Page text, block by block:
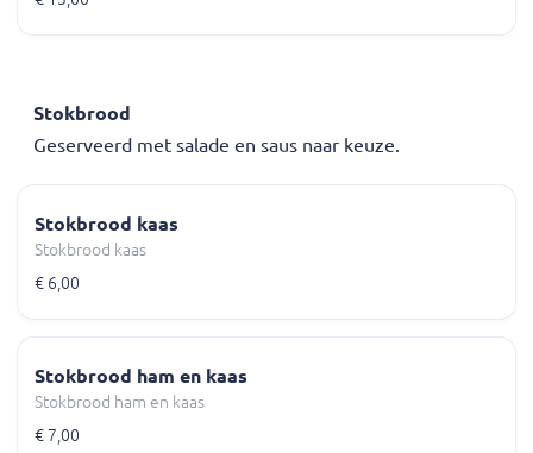
Stokbrood
Geserveerd met salade en saus naar keuze.
Stokbrood kaas
Stokbrood kaas
€ 6,00
Stokbrood ham en kaas
Stokbrood ham en kaas
€ 7,00